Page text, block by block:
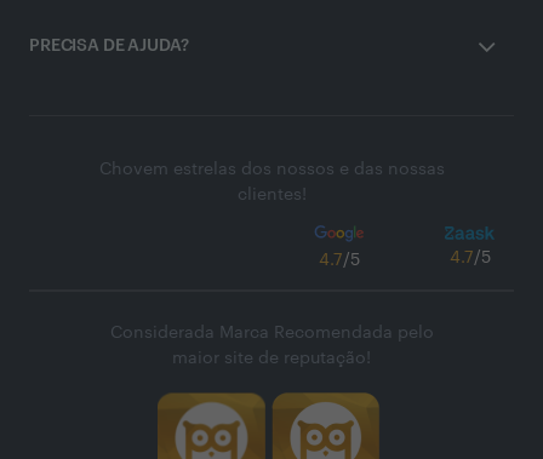
PRECISA DE AJUDA?
Chovem estrelas dos nossos e das nossas
clientes!
4.7/5 4.7/5
Considerada Marca Recomendada pelo
maior site de reputação!